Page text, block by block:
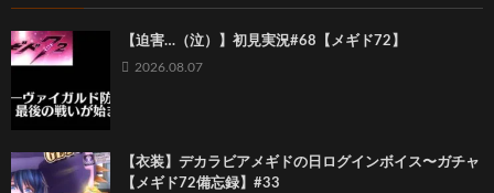
【迫害…（泣）】初見実況#68【メギド72】
2026.08.07
【衣装】デカラビアメギドの日ログインボイス〜ガチャ
【メギド72備忘録】#33